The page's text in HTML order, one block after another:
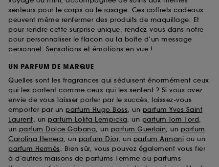
senteurs pour le corps ou le rasage. Ces coffrets cadeaux
peuvent même renfermer des produits de maquillage. Et
pour rendre cette surprise unique, rendez-vous dans notre
pour personnaliser le flacon ou la boîte d’un message
personnel. Sensations et émotions en vue !
UN PARFUM DE MARQUE
Quelles sont les fragrances qui séduisent énormément ceux
qui les portent comme ceux qui les sentent ? Si vous avez
envie de vous laisser porter par le succès, laissez-vous
emporter par un parfum Hugo Boss, un parfum Yves Saint
Laurent, un parfum Lolita Lempicka, un parfum Tom Ford,
un parfum Dolce Gabana, un parfum Guerlain, un parfum
Carolina Herrera, un parfum Dior, un parfum Armani ou un
parfum Hermès. Bien sûr, vous pouvez également vous fier
à d’autres maisons de parfums Femme ou parfums